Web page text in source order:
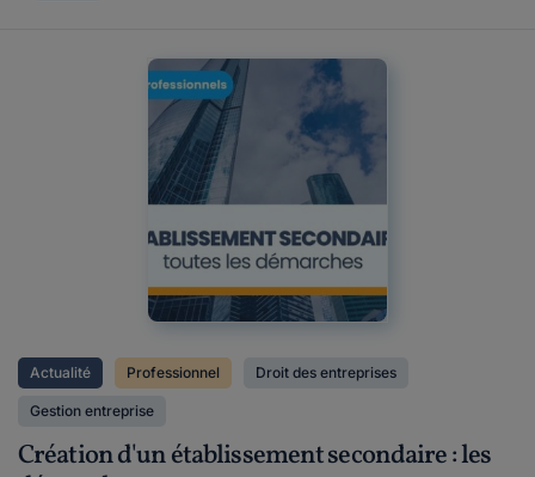
Actualité Professionnel Droit des entreprises
Gestion entreprise
Création d'un établissement secondaire : les